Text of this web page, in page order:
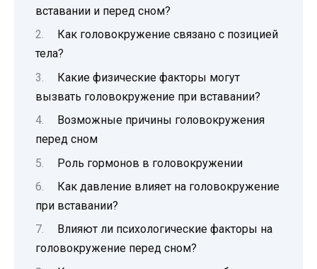
вставании и перед сном?
Как головокружение связано с позицией
тела?
Какие физические факторы могут
вызвать головокружение при вставании?
Возможные причины головокружения
перед сном
Роль гормонов в головокружении
Как давление влияет на головокружение
при вставании?
Влияют ли психологические факторы на
головокружение перед сном?